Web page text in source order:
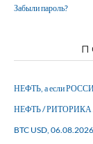
Забыли пароль?
НЕФТЬ, а если
НЕФТЬ /
BTC USD, 06.08.2026